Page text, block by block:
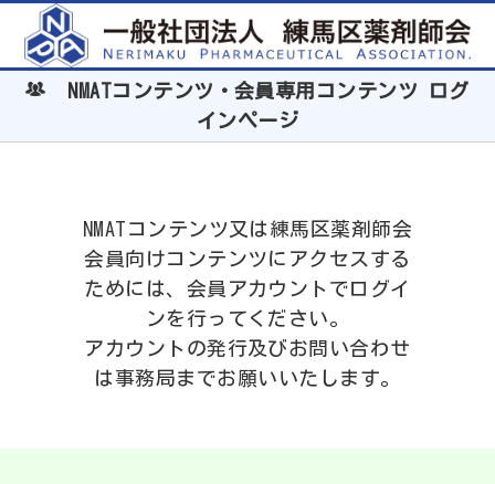
NMATコンテンツ・会員専用コンテンツ ログ
インページ
NMATコンテンツ又は練馬区薬剤師会
会員向けコンテンツにアクセスする
ためには、会員アカウントでログイ
ンを行ってください。
アカウントの発行及びお問い合わせ
は事務局までお願いいたします。